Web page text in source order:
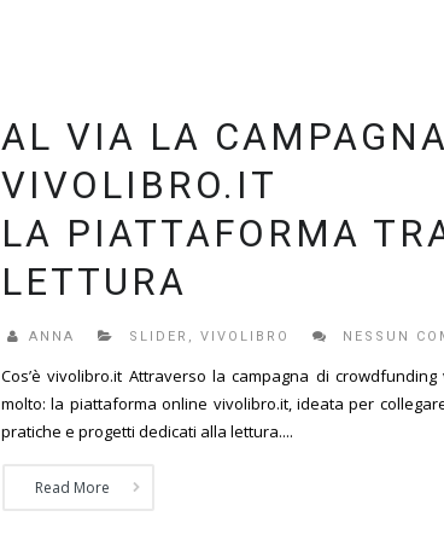
AL VIA LA
VIVOLIBRO.IT
LA PIATTAFORMA
LETTURA
ANNA SLIDER , VIVOLIBRO NESSUN
Cos’è vivolibro.it Attraverso la campagna di
molto: la piattaforma online vivolibro.it, ideata per
pratiche e progetti dedicati alla lettura....
Read More